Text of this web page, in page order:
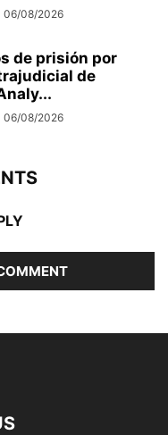
06/08/2026
de prisión por
de
06/08/2026